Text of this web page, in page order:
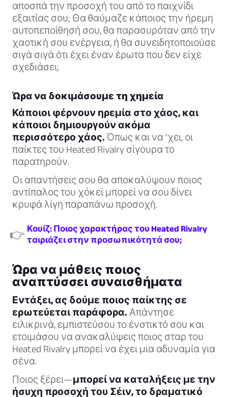
αποσπά την προσοχή του από το παιχνίδι
εξαιτίας σου; Θα θαύμαζε κάποιος την ήρεμη
αυτοπεποίθησή σου, θα παρασυρόταν από την
χαοτική σου ενέργεια, ή θα συνειδητοποιούσε
σιγά σιγά ότι έχει έναν έρωτα που δεν είχε
σχεδιάσει;
Ώρα να δοκιμάσουμε τη χημεία
Κάποιοι φέρνουν ηρεμία στο χάος, και
κάποιοι δημιουργούν ακόμα
περισσότερο χάος. Όπως και να ‘χει, οι
παίκτες του Heated Rivalry σίγουρα το
παρατηρούν.
Οι απαντήσεις σου θα αποκαλύψουν ποιος
αντίπαλος του χόκεϊ μπορεί να σου δίνει
κρυφά λίγη παραπάνω προσοχή.
👉 Κουίζ: Ποιος χαρακτήρας του Heated Rivalry
ταιριάζει στην προσωπικότητά σου;
Ώρα να μάθεις ποιος
αναπτύσσει συναισθήματα
Εντάξει, ας δούμε ποιος παίκτης σε
ερωτεύεται παράφορα. Απάντησε
ειλικρινά, εμπιστεύσου το ένστικτό σου και
ετοιμάσου να ανακαλύψεις ποιος σταρ του
Heated Rivalry μπορεί να έχει μια αδυναμία για
σένα.
Ποιος ξέρει—μπορεί να καταλήξεις με την
ήσυχη προσοχή του Σέιν, το δραματικό